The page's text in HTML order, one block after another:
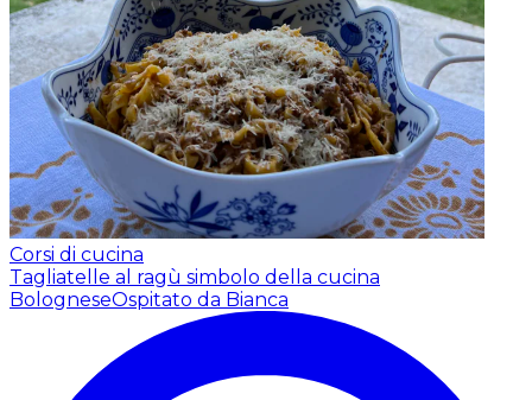
Corsi di cucina
Tagliatelle al ragù simbolo della cucina
BologneseOspitato da Bianca